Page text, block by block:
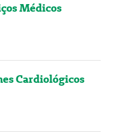
Médicos
Cardiológicos